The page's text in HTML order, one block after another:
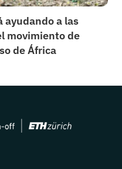
ayudando a las
movimiento de
de África